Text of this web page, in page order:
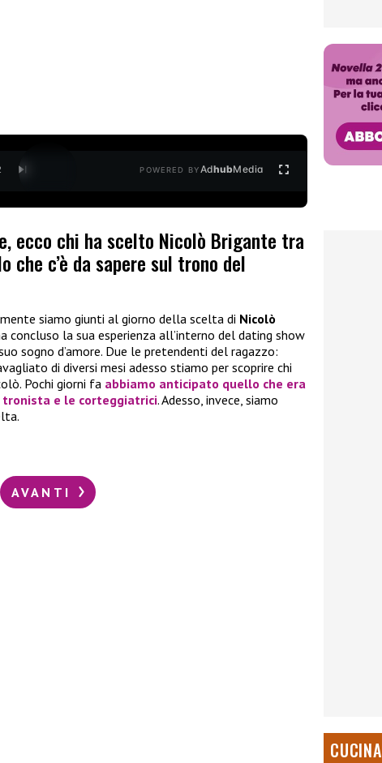
POWERED BYAdhubMedia
ecco chi ha scelto Nicolò Brigante tra
c’è da sapere sul trono del
siamo giunti al giorno della scelta di Nicolò
concluso la sua esperienza all’interno del dating show
sogno d’amore. Due le pretendenti del ragazzo:
di diversi mesi adesso stiamo per scoprire chi
Pochi giorni fa abbiamo anticipato quello che era
e le corteggiatrici. Adesso, invece, siamo
AVANTI
CUCINA